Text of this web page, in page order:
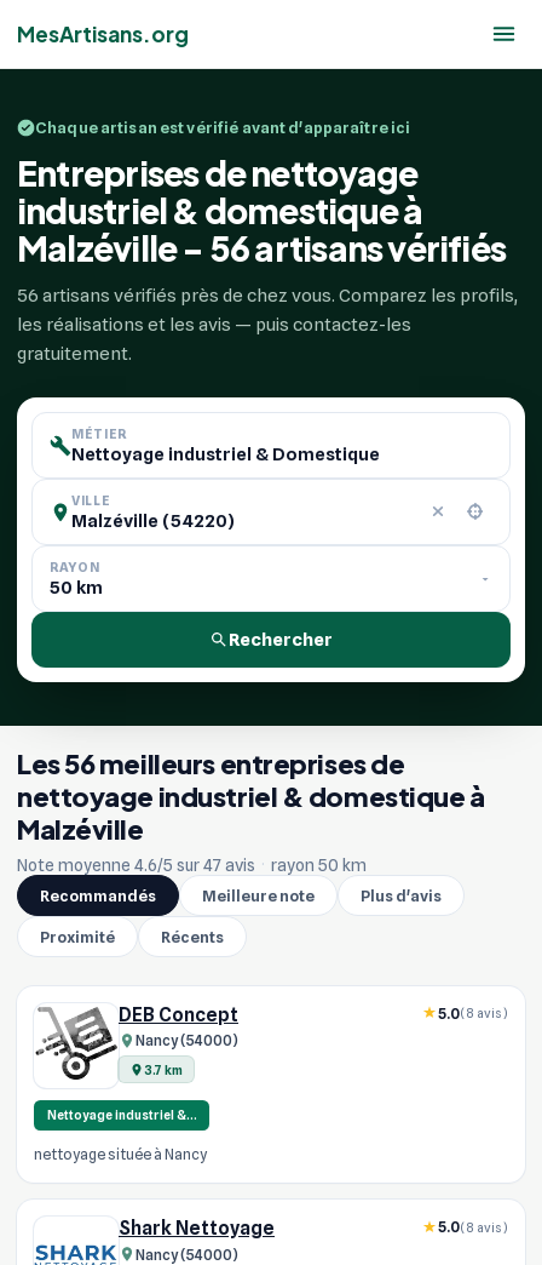
MesArtisans.org
Chaque artisan est vérifié avant d'apparaître ici
Entreprises de nettoyage
industriel & domestique à
Malzéville - 56 artisans vérifiés
56 artisans vérifiés près de chez vous. Comparez les profils,
les réalisations et les avis — puis contactez-les
gratuitement.
MÉTIER
VILLE
RAYON
Rechercher
Les 56 meilleurs entreprises de
nettoyage industriel & domestique à
Malzéville
Note moyenne 4.6/5 sur 47 avis · rayon 50 km
Recommandés
Meilleure note Plus d'avis
Proximité Récents
DEB Concept
Nancy (54000)
3.7 km
5.0(8 avis)
Nettoyage industriel &…
nettoyage située à Nancy
Shark Nettoyage
Nancy (54000)
5.0(8 avis)